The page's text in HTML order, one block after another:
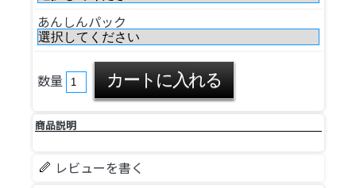
あんしんパック
数量
商品説明
レビューを書く